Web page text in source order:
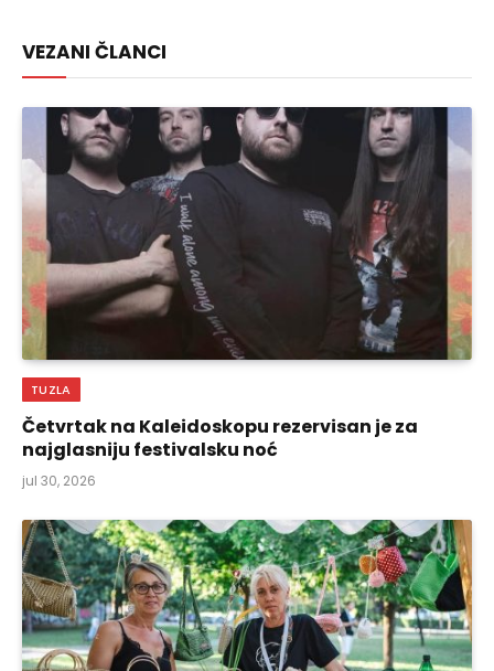
VEZANI ČLANCI
TUZLA
Četvrtak na Kaleidoskopu rezervisan je za
najglasniju festivalsku noć
jul 30, 2026